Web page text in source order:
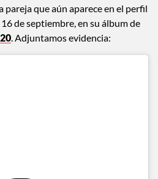
que aún aparece en el perfil
de septiembre, en su álbum de